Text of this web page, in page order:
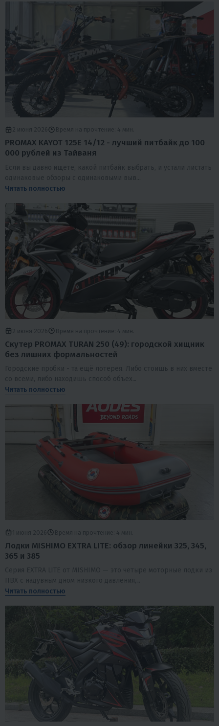
2 июня 2026 Время на прочтение: 4 мин.
PROMAX KAYOT 125E 14/12 - лучший питбайк до 100
000 рублей из Тайваня
Если вы давно ищете, какой питбайк выбрать, и устали листать
одинаковые обзоры с одинаковыми выв...
Читать полностью
2 июня 2026 Время на прочтение: 4 мин.
Скутер PROMAX TURAN 250 (49): городской хищник
без лишних формальностей
Городские пробки - та ещё лотерея. Либо стоишь в них вместе
со всеми, либо находишь способ объех...
Читать полностью
1 июня 2026 Время на прочтение: 4 мин.
Лодки MISHIMO EXTRA LITE: обзор линейки 325, 345,
365 и 385
Серия EXTRA LITE от MISHIMO — это четыре моторные лодки из
ПВХ с надувным дном низкого давления,...
Читать полностью